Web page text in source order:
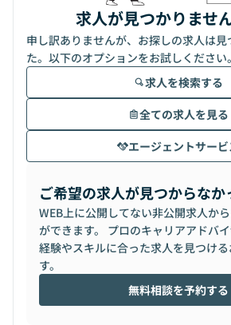
求人が見つかりませ
申し訳ありませんが、お探しの求人は見
た。以下のオプションをお試しください。
求人を検索する
全ての求人を見る
エージェントサービ
ご希望の求人が見つからなか
WEB上に公開してない非公開求人か
ができます。 プロのキャリアアドバ
経験やスキルに合った求人を見つけ
す。
無料相談を予約する